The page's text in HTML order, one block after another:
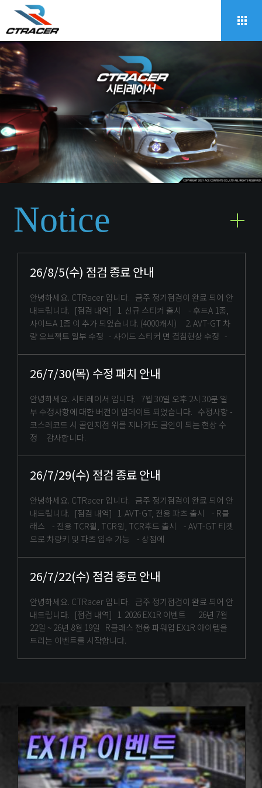
Notice
26/8/5(수) 점검 종료 안내
안녕하세요. CTRacer 입니다. 금주 정기점검이 완료 되어 안
내드립니다. [점검 내역] 1. 신규 스티커 출시 - 후드A 1종,
사이드A 1종 이 추가 되었습니다. (4000캐시) 2. AVT-GT 차
량 오브젝트 일부 수정 - 사이드 스티커 면 겹침현상 수정 -
26/7/30(목) 수정 패치 안내
안녕하세요. 시티레이서 입니다. 7월 30일 오후 2시 30분 일
부 수정사항에 대한 버전이 업데이트 되었습니다. 수정사항 -
코스레코드 시 골인지점 위를 지나가도 골인이 되는 현상 수
정 감사합니다.
26/7/29(수) 점검 종료 안내
안녕하세요. CTRacer 입니다. 금주 정기점검이 완료 되어 안
내드립니다. [점검 내역] 1. AVT-GT, 전용 파츠 출시 - R클
래스 - 전용 TCR휠, TCR윙, TCR후드 출시 - AVT-GT 티켓
으로 차량키 및 파츠 입수 가능 - 상점에
26/7/22(수) 점검 종료 안내
안녕하세요. CTRacer 입니다. 금주 정기점검이 완료 되어 안
내드립니다. [점검 내역] 1. 2026 EX1R 이벤트 26년 7월
22일 ~ 26년 8월 19일 R클래스 전용 파워업 EX1R 아이템을